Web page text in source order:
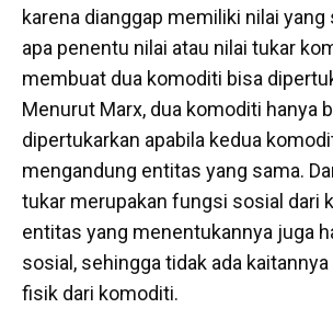
karena dianggap memiliki nilai yang
apa penentu nilai atau nilai tukar
membuat dua komoditi bisa
Menurut Marx, dua komoditi hanya
dipertukarkan apabila kedua
mengandung entitas yang sama.
tukar merupakan fungsi sosial dari
entitas yang menentukannya juga
sosial, sehingga tidak ada
fisik dari komoditi.